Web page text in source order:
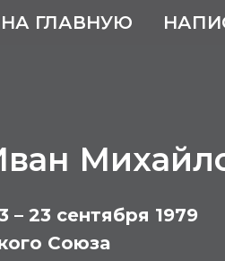
НА ГЛАВНУЮ
– 23 сентября 1979
Союза